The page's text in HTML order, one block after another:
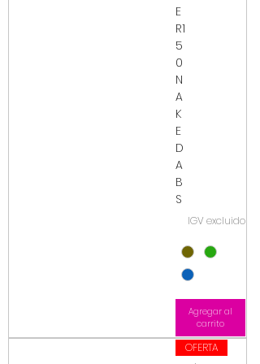
E
R1
5
0
N
A
K
E
D
A
B
S
IGV excluido
Agregar al
carrito
OFERTA